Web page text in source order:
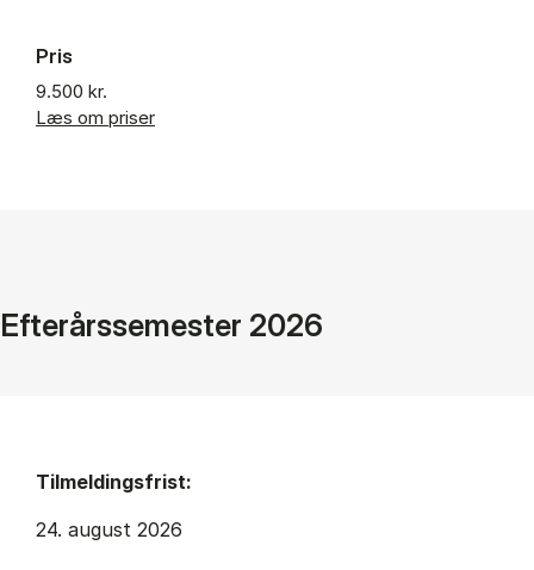
Pris
9.500 kr.
Læs om priser
Efterårssemester 2026
Tilmeldingsfrist:
24. august 2026